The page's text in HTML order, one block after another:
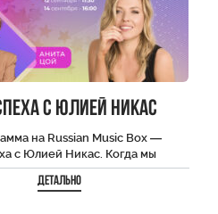
с Юлией Никас
на Russian Music Box —
с Юлией Никас. Когда мы
человека на экране…
Детально